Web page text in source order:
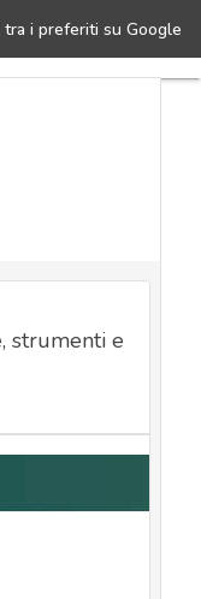
i preferiti su Google
il blocco in
strumenti e